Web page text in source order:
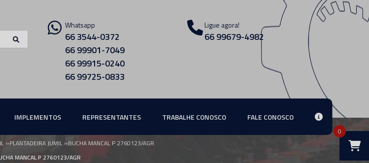
Whatsapp
66 3544-0372
66 99901-7049
66 99915-0240
66 99725-0833
Ligue agora!
66 99679-4982
IMPLEMENTOS REPRESENTANTES TRABALHE CONOSCO FALE CONOSCO
0
»PLANTADEIRA JUMIL »BUCHA MANCAL P 2760123/AGR
MANCAL P 2760123/AGR